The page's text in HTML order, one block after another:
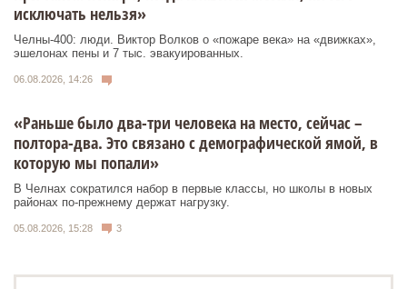
исключать нельзя»
Челны-400: люди. Виктор Волков о «пожаре века» на «движках»,
эшелонах пены и 7 тыс. эвакуированных.
06.08.2026, 14:26
«Раньше было два-три человека на место, сейчас –
полтора-два. Это связано с демографической ямой, в
которую мы попали»
В Челнах сократился набор в первые классы, но школы в новых
районах по-прежнему держат нагрузку.
05.08.2026, 15:28 3